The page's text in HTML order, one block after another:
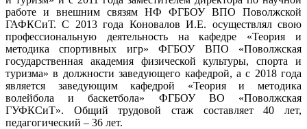
работе и внешним связям НФ ФГБОУ ВПО Поволжской
ГАФКСиТ. С 2013 года Коновалов И.Е. осуществлял свою
профессиональную деятельность на кафедре «Теория и
методика спортивных игр» ФГБОУ ВПО «Поволжская
государственная академия физической культуры, спорта и
туризма» в должности заведующего кафедрой, а с 2018 года
является заведующим кафедрой «Теория и методика
волейбола и баскетбола» ФГБОУ ВО «Поволжская
ГУФКСиТ». Общий трудовой стаж составляет 40 лет,
педагогический – 36 лет.